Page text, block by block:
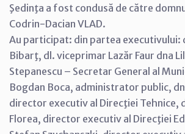
Şedinţa a fost condusă de către
Codrin-Dacian VLAD.
Au participat: din partea executivului:
Bibarţ, dl. viceprimar Lazăr Faur dna
Stepanescu – Secretar General al
Bogdan Boca, administrator public,
director executiv al Direcţiei Tehnice,
Florea, director executiv al Direcţiei